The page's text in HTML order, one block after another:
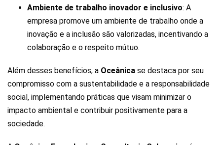
Ambiente de trabalho inovador e inclusivo: A
empresa promove um ambiente de trabalho onde a
inovação e a inclusão são valorizadas, incentivando a
colaboração e o respeito mútuo.
Além desses benefícios, a Oceânica se destaca por seu
compromisso com a sustentabilidade e a responsabilidade
social, implementando práticas que visam minimizar o
impacto ambiental e contribuir positivamente para a
sociedade.